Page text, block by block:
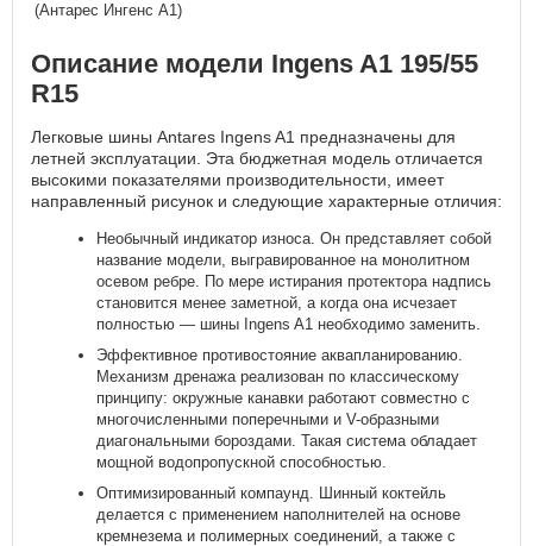
(Антарес Ингенс А1)
Описание модели Ingens A1 195/55
R15
Легковые шины Antares Ingens A1 предназначены для
летней эксплуатации. Эта бюджетная модель отличается
высокими показателями производительности, имеет
направленный рисунок и следующие характерные отличия:
Необычный индикатор износа. Он представляет собой
название модели, выгравированное на монолитном
осевом ребре. По мере истирания протектора надпись
становится менее заметной, а когда она исчезает
полностью — шины Ingens A1 необходимо заменить.
Эффективное противостояние аквапланированию.
Механизм дренажа реализован по классическому
принципу: окружные канавки работают совместно с
многочисленными поперечными и V-образными
диагональными бороздами. Такая система обладает
мощной водопропускной способностью.
Оптимизированный компаунд. Шинный коктейль
делается с применением наполнителей на основе
кремнезема и полимерных соединений, а также с